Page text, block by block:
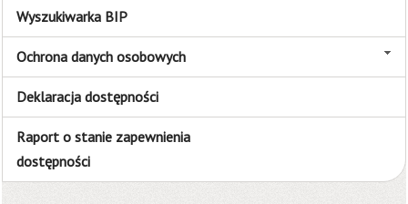
Wyszukiwarka BIP
Ochrona danych osobowych
Deklaracja dostępności
Raport o stanie zapewnienia
dostępności